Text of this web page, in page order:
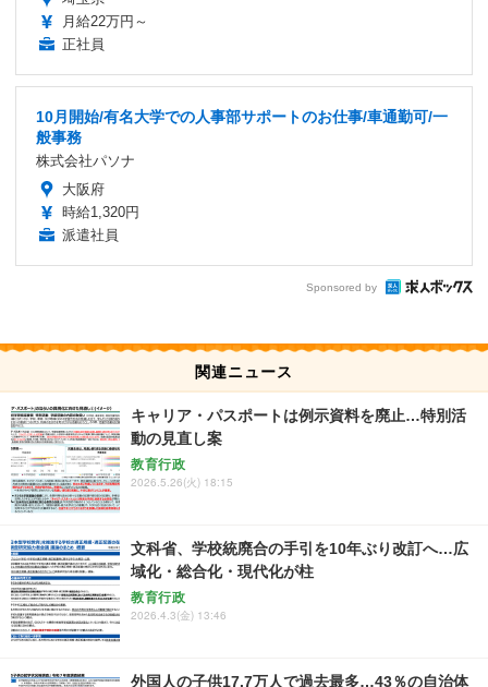
月給22万円～
正社員
10月開始/有名大学での人事部サポートのお仕事/車通勤可/一
般事務
株式会社パソナ
大阪府
時給1,320円
派遣社員
Sponsored by
関連ニュース
キャリア・パスポートは例示資料を廃止…特別活
動の見直し案
教育行政
2026.5.26(火) 18:15
文科省、学校統廃合の手引を10年ぶり改訂へ…広
域化・総合化・現代化が柱
教育行政
2026.4.3(金) 13:46
外国人の子供17.7万人で過去最多…43％の自治体